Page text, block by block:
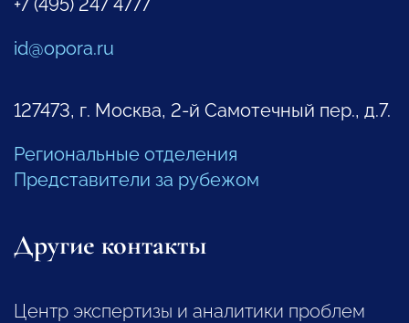
id@opora.ru
127473, г. Москва, 2-й Самотечный пер., д.7.
Региональные отделения
Представители за рубежом
Другие контакты
Центр экспертизы и аналитики проблем